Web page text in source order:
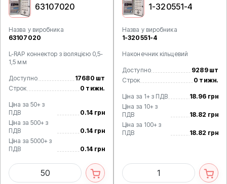
63107020
Назва у виробника
63107020
L-RAP коннектор з ізоляцією 0,5-
1,5 мм
Доступно
17680 шт
Строк
0 тижн.
Ціна за 50+ з
ПДВ
0.14 грн
Ціна за 500+ з
ПДВ
0.14 грн
Ціна за 5000+ з
ПДВ
0.14 грн
1-320551-4
Назва у виробника
1-320551-4
Наконечник кільцевий
Доступно
9289 шт
Строк
0 тижн.
Ціна за 1+ з ПДВ
18.96 грн
Ціна за 10+ з
ПДВ
18.82 грн
Ціна за 100+ з
ПДВ
18.82 грн